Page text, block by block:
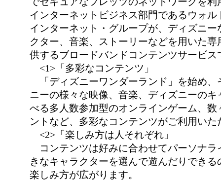
インターネットビジネス部門であるウォル
インターネット・グループが、ディズニー
クター、音楽、ストーリーなどを用いた専
供するブロードバンドコンテンツサービス
<1>「多彩なコンテンツ」
「ディズニーワンダーランド」を始め、
ニーの様々な映像、音楽、ディズニーのキ
べる多人数参加型のオンラインゲーム、数
ントなど、多彩なコンテンツがご利用いた
<2>「楽しみ方は人それぞれ」
コンテンツは好みに合わせてパーソナラ
きなキャラクターを選んで遊んだりでき
楽しみ方が広がります。